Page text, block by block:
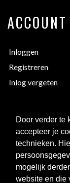
Door verder te
accepteer je
technieken.
mogelijk
website en die
ACCOUNT
Inloggen
Registreren
Inlog vergeten
Bedrukken
Maattabellen
Links